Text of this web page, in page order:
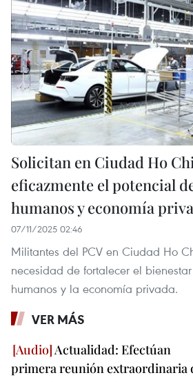
Solicitan en Ciudad Ho
eficazmente el potencial
humanos y economía
07/11/2025 02:46
Militantes del PCV en Ciudad Ho
necesidad de fortalecer el
humanos y la economía privada.
VER MÁS
Actualidad: Efectúan
primera reunión extraordinaria